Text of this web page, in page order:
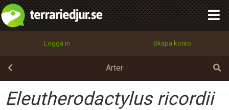
Logga in Skapa konto
Arter
Eleutherodactylus ricordii
Utför
100%
OK
integritetspolicy
Namn:
Epost:
Begär nytt lösenord
Tillbaka till förstasidan